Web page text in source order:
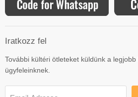
Iratkozz fel
További kültéri ötleteket küldünk a
ügyfeleinknek.